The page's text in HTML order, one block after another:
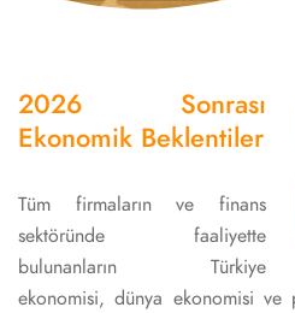
2026 Sonrası
Ekonomik Beklentiler
Tüm firmaların ve finans
sektöründe faaliyette
bulunanların Türkiye
ekonomisi, dünya ekonomisi